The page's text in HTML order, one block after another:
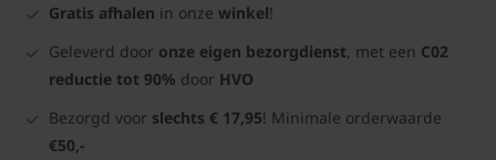
Gratis afhalen in onze winkel!
Geleverd door onze eigen bezorgdienst, met een C02
reductie tot 90% door HVO
Bezorgd voor slechts € 17,95! Minimale orderwaarde
€50,-